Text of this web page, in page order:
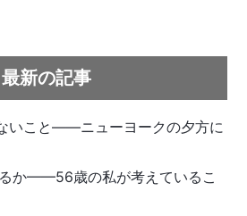
最新の記事
いこと——ニューヨークの夕方に
か——56歳の私が考えているこ